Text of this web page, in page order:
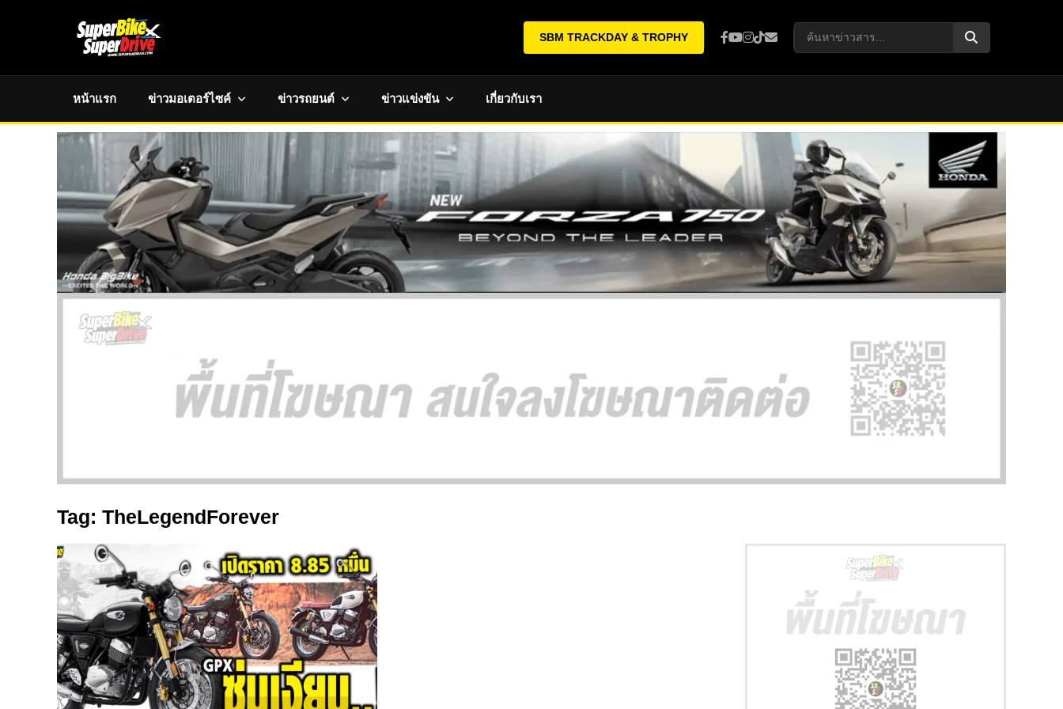
SBM TRACKDAY & TROPHY
หน้าแรก ข่าวมอเตอร์ไซค์ ข่าวรถยนต์ ข่าวแข่งขัน เกี่ยวกับเรา
Tag: TheLegendForever